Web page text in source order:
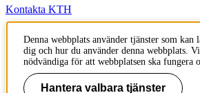
Kontakta KTH
Jobba på KTH
Press och media
Faktura och betalning KTH
Denna webbplats använder tjänster som
dig och hur du använder denna webbplats.
nödvändiga för att webbplatsen ska fungera
Hantera valbara tjänster